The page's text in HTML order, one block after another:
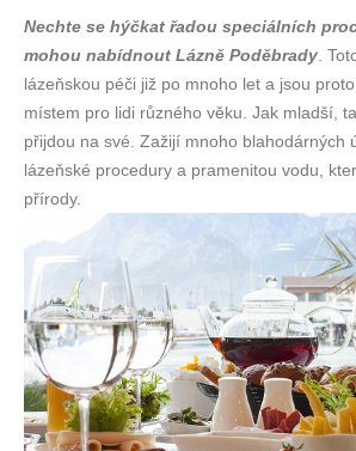
Nechte se hýčkat řadou speciálních
mohou nabídnout Lázně Poděbrady .
lázeňskou péči již po mnoho let a jsou
místem pro lidi různého věku. Jak mladší,
přijdou na své. Zažijí mnoho blahodárných
lázeňské procedury a pramenitou vodu,
přírody.